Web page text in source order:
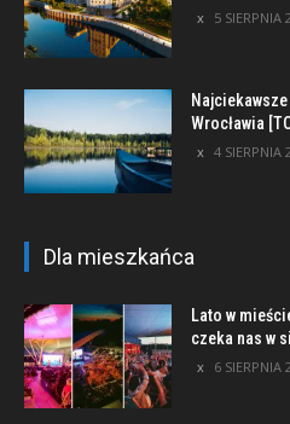
5 SIERPNIA
Wrocławia
4 SIERPNIA
Dla mieszkańca
Lato w
czeka nas w
6 SIERPNIA